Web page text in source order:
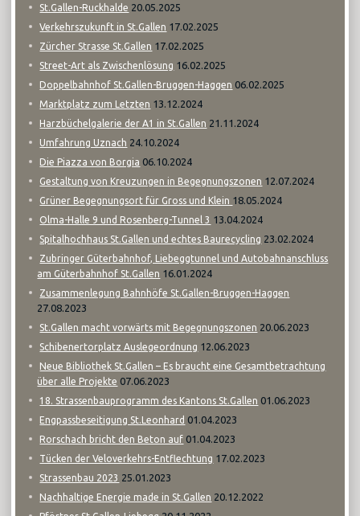
St.Gallen-Ruckhalde 20.05.2025
Verkehrszukunft in St.Gallen 17.02.2025
Zürcher Strasse St.Gallen 17.02.2025
Street-Art als Zwischenlösung 16.02.2025
Doppelbahnhof St.Gallen-Bruggen-Haggen 06.02.2025
Marktplatz zum Letzten 13.12.2024
Harzbüchelgalerie der A1 in St.Gallen 21.11.2024
Umfahrung Uznach 24.10.2024
Die Piazza von Borgia 06.10.2024
Gestaltung von Kreuzungen in Begegnungszonen 12.07.2024
Grüner Begegnungsort für Gross und Klein 18.05.2024
Olma-Halle 9 und Rosenberg-Tunnel 3 13.04.2024
Spitalhochhaus St.Gallen und echtes Baurecycling 23.02.2024
Zubringer Güterbahnhof, Liebeggtunnel und Autobahnanschluss
am Güterbahnhof St.Gallen 16.01.2024
Zusammenlegung Bahnhöfe St.Gallen-Bruggen-Haggen
27.08.2023
St.Gallen macht vorwärts mit Begegnungszonen 20.06.2023
Schibenertorplatz Auslegeordnung 12.06.2023
Neue Bibliothek St.Gallen – Es braucht eine Gesamtbetrachtung
über alle Projekte 07.06.2023
18. Strassenbauprogramm des Kantons St.Gallen 01.06.2023
Engpassbeseitigung St.Leonhard 01.04.2023
Rorschach bricht den Beton auf 01.04.2023
Tücken der Veloverkehrs-Entflechtung 17.02.2023
Strassenbau 2023 25.01.2023
Nachhaltige Energie made in St.Gallen 20.12.2022